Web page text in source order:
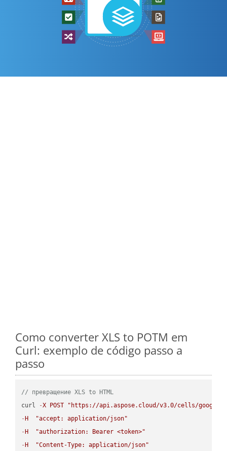
Como converter XLS to POTM em
Curl: exemplo de código passo a
passo
// превращение XLS to HTML
curl
-X POST
"https://api.aspose.cloud/v3.0/cells/
- H
"accept: application/json"
- H
"authorization: Bearer <token>"
- H
"Content-Type: application/json"